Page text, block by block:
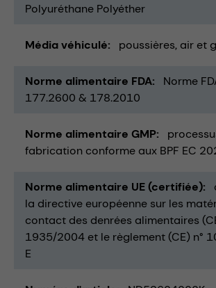
Polyuréthane Polyéther
Média véhiculé poussières air et
Norme alimentaire FDA
Norme
177.2600 & 178.2010
Norme alimentaire GMP
fabrication conforme aux BPF EC
Norme alimentaire UE (certifiée)
la directive européenne sur les
contact des denrées alimentaires
1935/2004 et le règlement (CE) n°
E